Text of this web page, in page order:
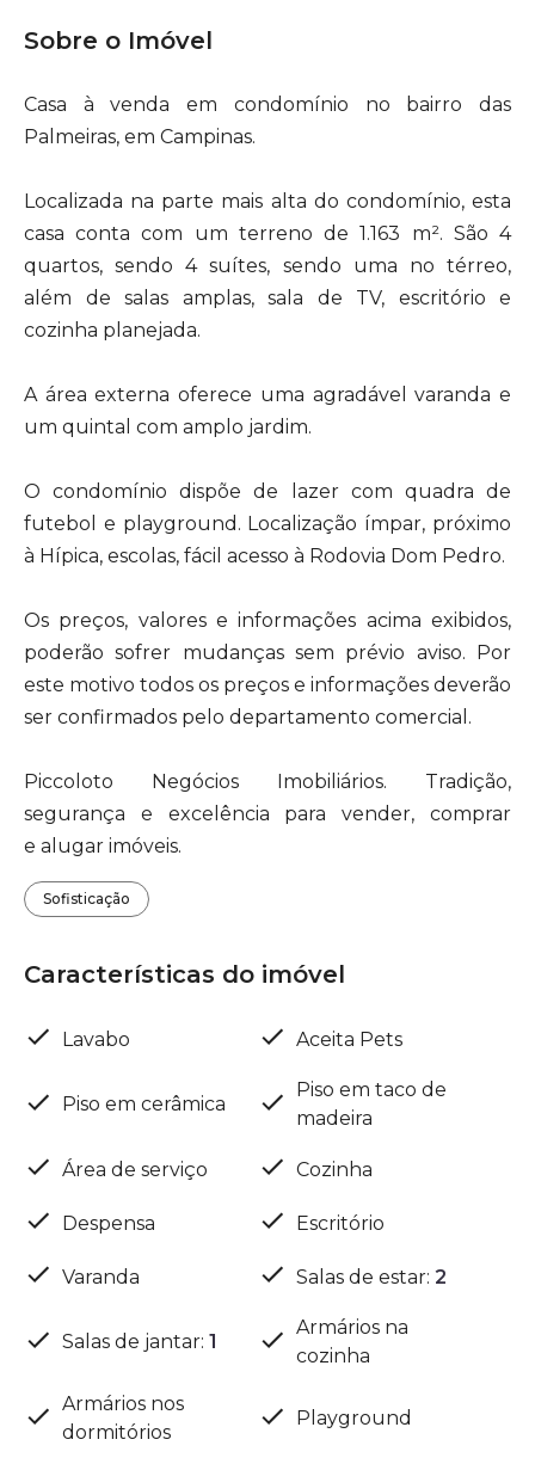
Sobre o Imóvel
Casa à venda em condomínio no bairro das
Palmeiras, em Campinas.
Localizada na parte mais alta do condomínio, esta
casa conta com um terreno de 1.163 m². São 4
quartos, sendo 4 suítes, sendo uma no térreo,
além de salas amplas, sala de TV, escritório e
cozinha planejada.
A área externa oferece uma agradável varanda e
um quintal com amplo jardim.
O condomínio dispõe de lazer com quadra de
futebol e playground. Localização ímpar, próximo
à Hípica, escolas, fácil acesso à Rodovia Dom Pedro.
Os preços, valores e informações acima exibidos,
poderão sofrer mudanças sem prévio aviso. Por
este motivo todos os preços e informações deverão
ser confirmados pelo departamento comercial.
Piccoloto Negócios Imobiliários. Tradição,
segurança e excelência para vender, comprar
e alugar imóveis.
Sofisticação
Características do imóvel
Lavabo Aceita Pets
Piso em cerâmica
Piso em taco de
madeira
Área de serviço Cozinha
Despensa Escritório
Varanda Salas de estar: 2
Salas de jantar: 1
Armários na
cozinha
Armários nos
dormitórios
Playground